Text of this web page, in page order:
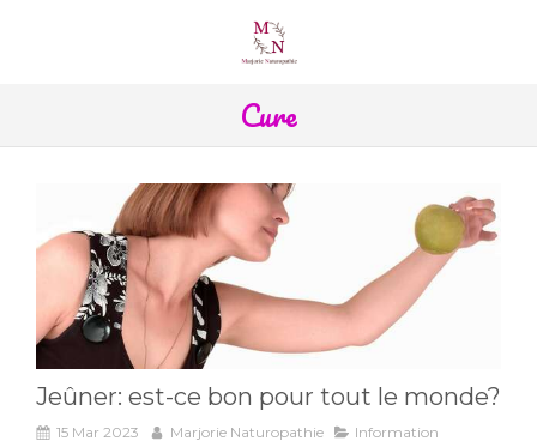
Cure
Jeûner: est-ce bon pour tout le monde?
15 Mar 2023 Marjorie Naturopathie Information